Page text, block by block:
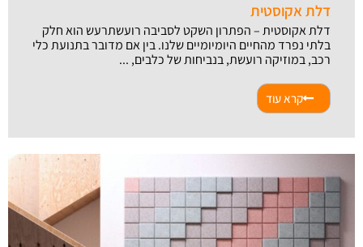
דלת אקוסטית
דלת אקוסטית – הפתרון השקט לסביבה רועשתרעש הוא חלק
בלתי נפרד מהחיים היומיומיים שלנו. בין אם מדובר בתנועת כלי
רכב, במוזיקה רועשת, בנביחות של כלבים, ...
קרא עוד